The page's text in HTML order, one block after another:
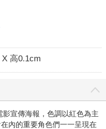
高0.1cm
宣傳海報，色調以紅色為主
內的重要角色們一一呈現在